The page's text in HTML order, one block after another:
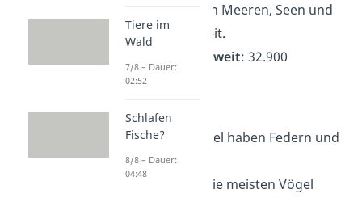
: In Meeren, Seen und
Flüssen weltweit.
Artenzahl weltweit: 32.900
Vögel
Aussehen
: Vögel haben Federn und
Flügel.
: Die meisten Vögel
Tiere im
Wald
7/8 – Dauer:
02:52
Schlafen
Fische?
8/8 – Dauer:
04:48